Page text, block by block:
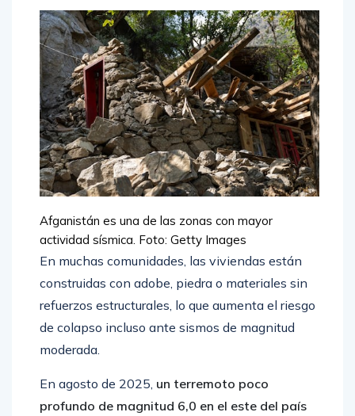
Afganistán es una de las zonas con mayor
actividad sísmica. Foto: Getty Images
En muchas comunidades, las viviendas están
construidas con adobe, piedra o materiales sin
refuerzos estructurales, lo que aumenta el riesgo
de colapso incluso ante sismos de magnitud
moderada.
En agosto de 2025, un terremoto poco
profundo de magnitud 6,0 en el este del país